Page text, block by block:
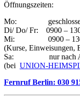
Öffnungszeiten:
Mo:
Di/ Do/ Fr: 0900 –
Mi: 0900 – 1300
(Kurse, Einweisungen,
Sa: nur nach
(bei UNION-
Fernruf Berlin: 030